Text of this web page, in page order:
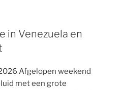
in Venezuela en
Afgelopen weekend
met een grote